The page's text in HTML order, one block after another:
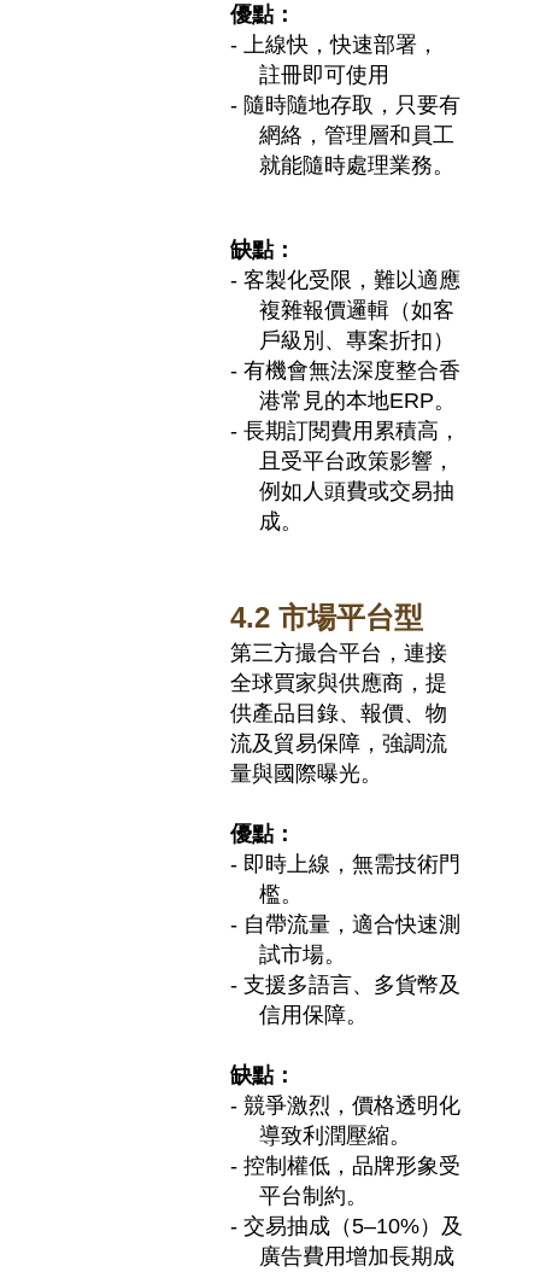
優點：
-
上線快，快速部署，
註冊即可使用
- 隨時隨地存取，只要有
網絡，管理層和員工
就能隨時處理業務。
缺點：
-客製化受限，難以適應
複雜報價邏輯（如客
戶級別、專案折扣）
-有機會無法深度整合香
港常見的本地ERP。
-長期訂閱費用累積高，
且受平台政策影響，
例如人頭費或交易抽
成。
4.2市場平台型
第三方撮合平台，連接
全球買家與供應商，提
供產品目錄、報價、物
流及貿易保障，強調流
量與國際曝光。
優點：
- 即時上線，無需技術門
檻。
- 自帶流量，適合快速測
試市場。
-支援多語言、多貨幣及
信用保障。
缺點：
-競爭激烈，價格透明化
導致利潤壓縮。
-控制權低，品牌形象受
平台制約。
-交易抽成（5–10%）及
廣告費用增加長期成